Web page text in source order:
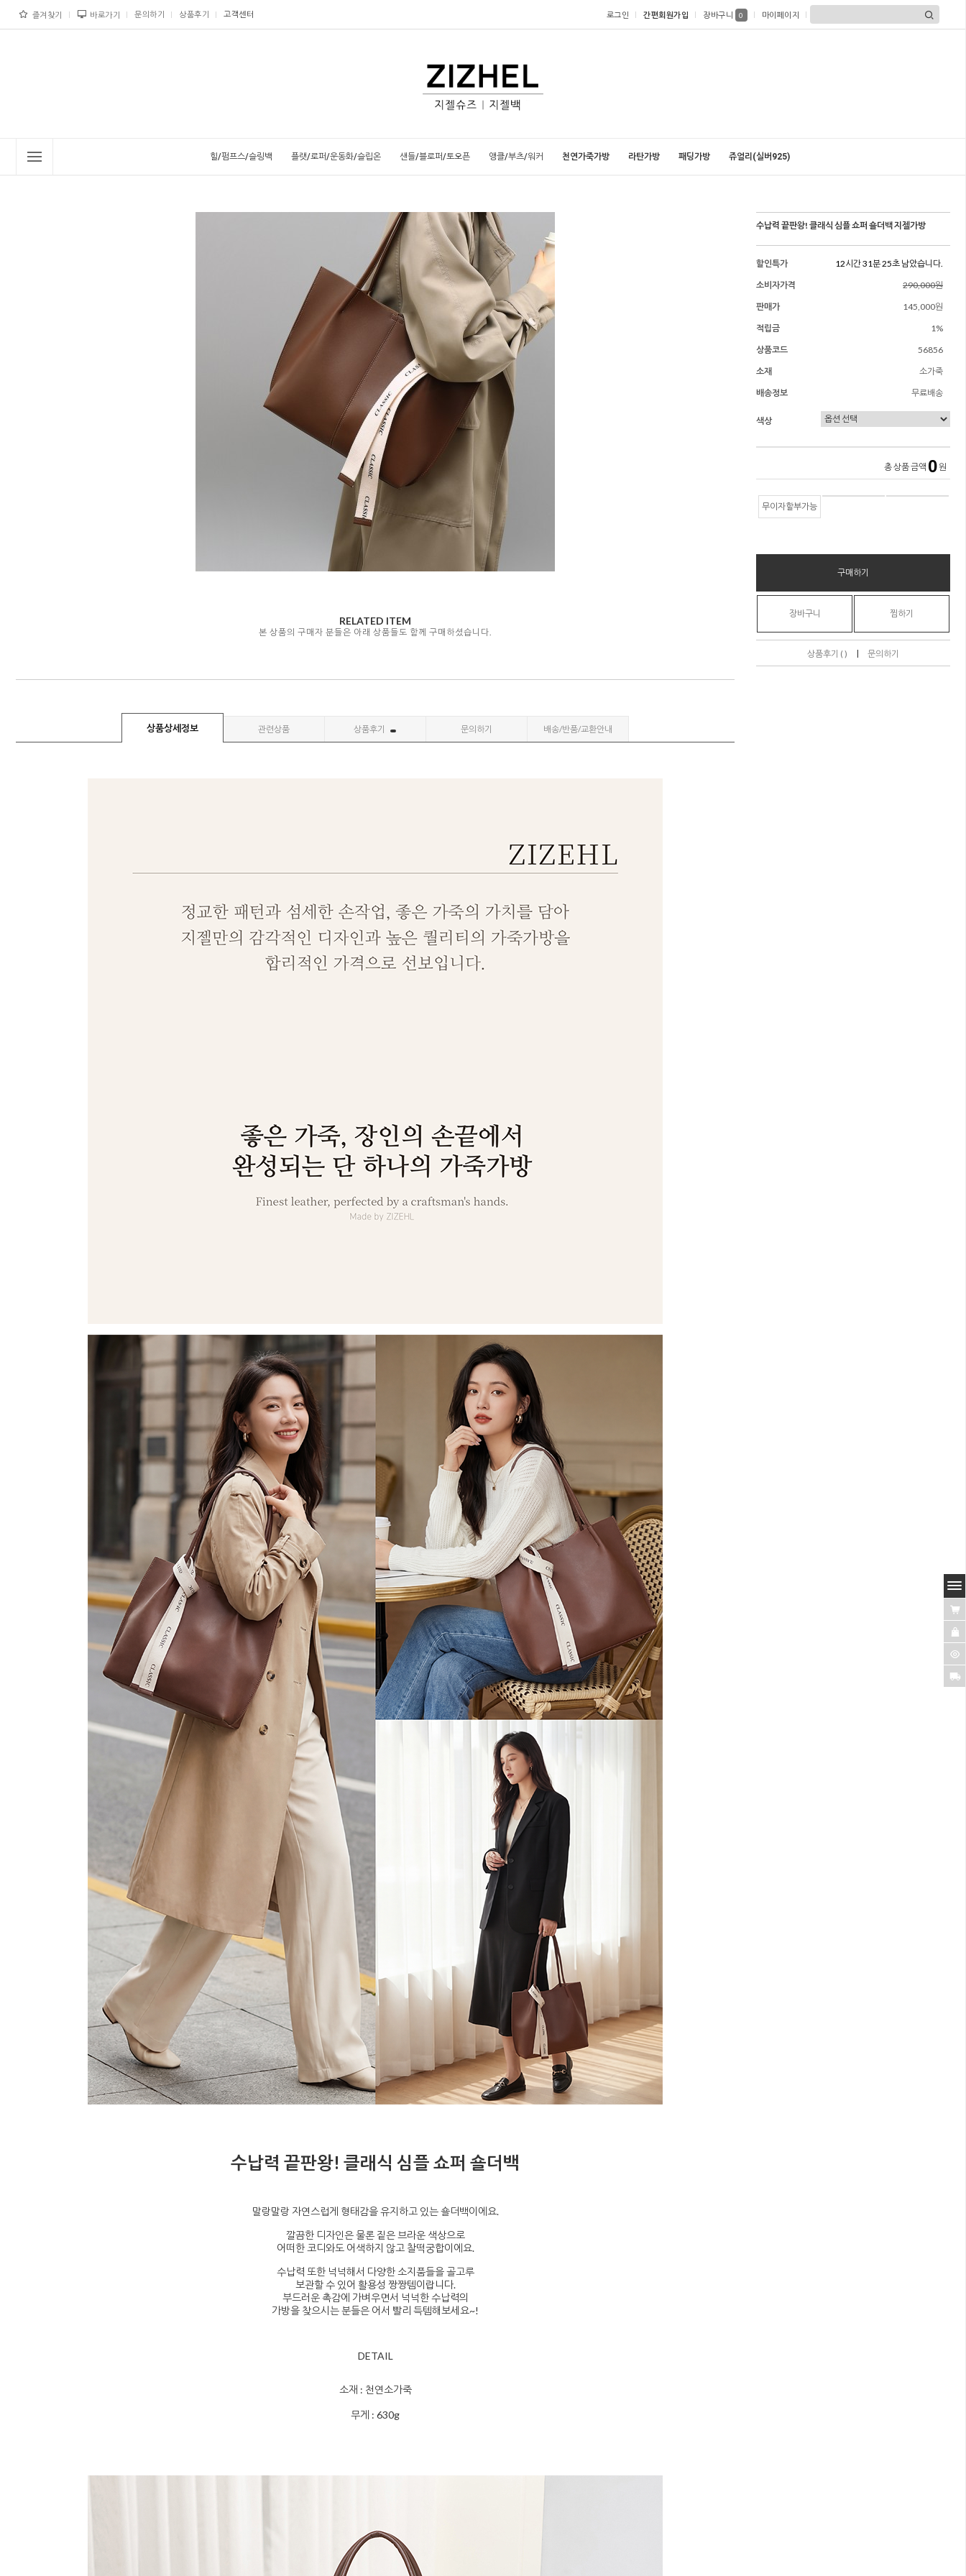
즐겨찾기 바로가기 문의하기 상품후기 고객센터 로그인 간편회원가입 장바구니 0 마이페이지
힐/펌프스/슬링백 플랫/로퍼/운동화/슬립온 샌들/블로퍼/토오픈 앵클/부츠/워커 천연가죽가방 라탄가방 패딩가방 쥬얼리(실버925)
RELATED ITEM
본 상품의 구매자 분들은 아래 상품들도 함께 구매하셨습니다.
상품상세정보 관련상품 상품후기 문의하기 배송/반품/교환안내
수납력 끝판왕! 클래식 심플 쇼퍼 숄더백
말랑말랑 자연스럽게 형태감을 유지하고 있는 숄더백이에요.
깔끔한 디자인은 물론 짙은 브라운 색상으로
어떠한 코디와도 어색하지 않고 찰떡궁합이에요.
수납력 또한 넉넉해서 다양한 소지품들을 골고루
보관할 수 있어 활용성 짱짱템이랍니다.
부드러운 촉감에 가벼우면서 넉넉한 수납력의
가방을 찾으시는 분들은 어서 빨리 득템해보세요~!
DETAIL
소재 : 천연소가죽
무게 : 630g
수납력 끝판왕! 클래식 심플 쇼퍼 숄더백 지젤가방
할인특가
12시간 31분 23초 남았습니다.
소비자가격
290,000원
판매가
145,000원
적립금
1%
상품코드
56856
소재
소가죽
배송정보
무료배송
색상
총 상품 금액 0 원
무이자할부가능
구매하기
장바구니 찜하기
상품후기 ( ) | 문의하기